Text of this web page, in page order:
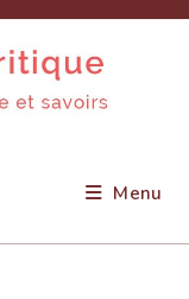
Menu